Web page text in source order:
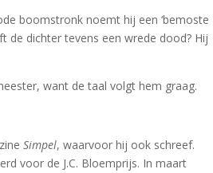
boomstronk noemt hij een ‘bemoste
de dichter tevens een wrede dood? Hij
want de taal volgt hem graag.
Simpel, waarvoor hij ook schreef.
voor de J.C. Bloemprijs. In maart